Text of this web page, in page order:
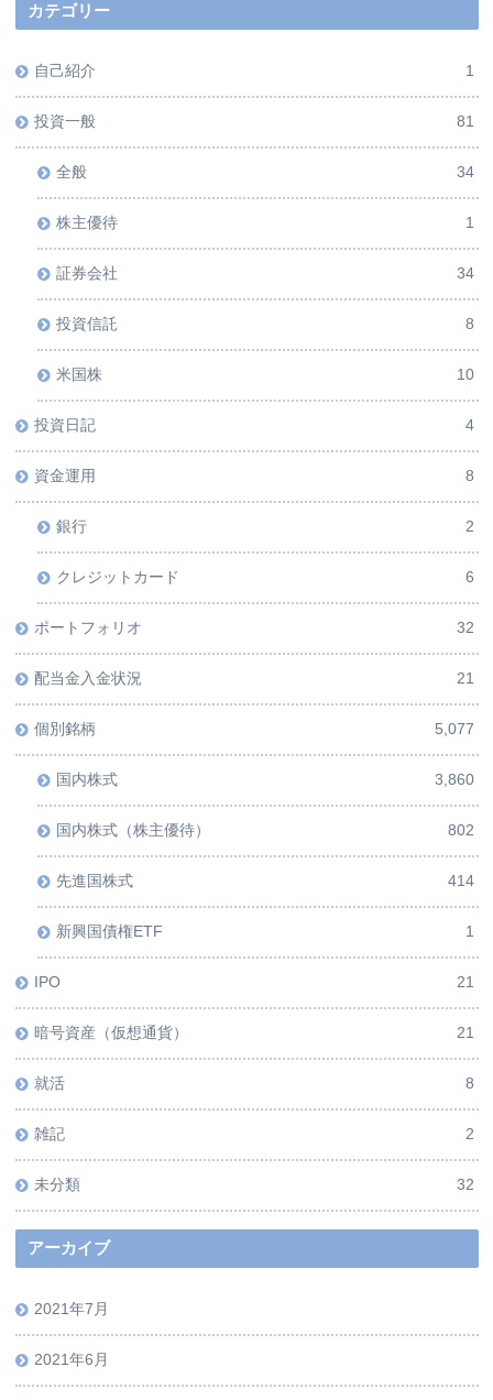
カテゴリー
自己紹介 1
投資一般 81
全般 34
株主優待 1
証券会社 34
投資信託 8
米国株 10
投資日記 4
資金運用 8
銀行 2
クレジットカード 6
ポートフォリオ 32
配当金入金状況 21
個別銘柄 5,077
国内株式 3,860
国内株式（株主優待） 802
先進国株式 414
新興国債権ETF 1
IPO 21
暗号資産（仮想通貨） 21
就活 8
雑記 2
未分類 32
アーカイブ
2021年7月
2021年6月